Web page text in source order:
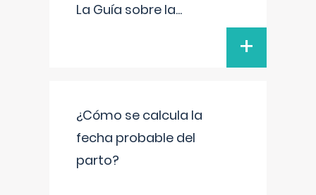
La Guía sobre la...
+
¿Cómo se calcula la
fecha probable del
parto?